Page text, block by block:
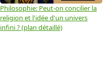
Philosophie: Peut-on concilier la
religion et l'idée d'un univers
infini ? (plan détaillé)